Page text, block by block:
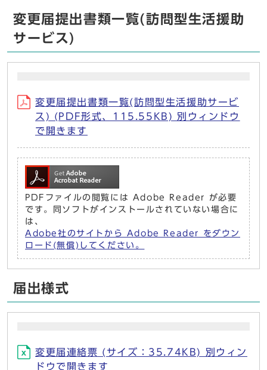
変更届提出書類一覧(訪問型生活援助
サービス)
変更届提出書類一覧(訪問型生活援助サービ
ス) (PDF形式、115.55KB) 別ウィンドウ
で開きます
PDFファイルの閲覧には Adobe Reader が必要
です。同ソフトがインストールされていない場合に
は、
Adobe社のサイトから Adobe Reader をダウン
ロード(無償)してください。
届出様式
変更届連絡票 (サイズ：35.74KB) 別ウィン
ドウで開きます